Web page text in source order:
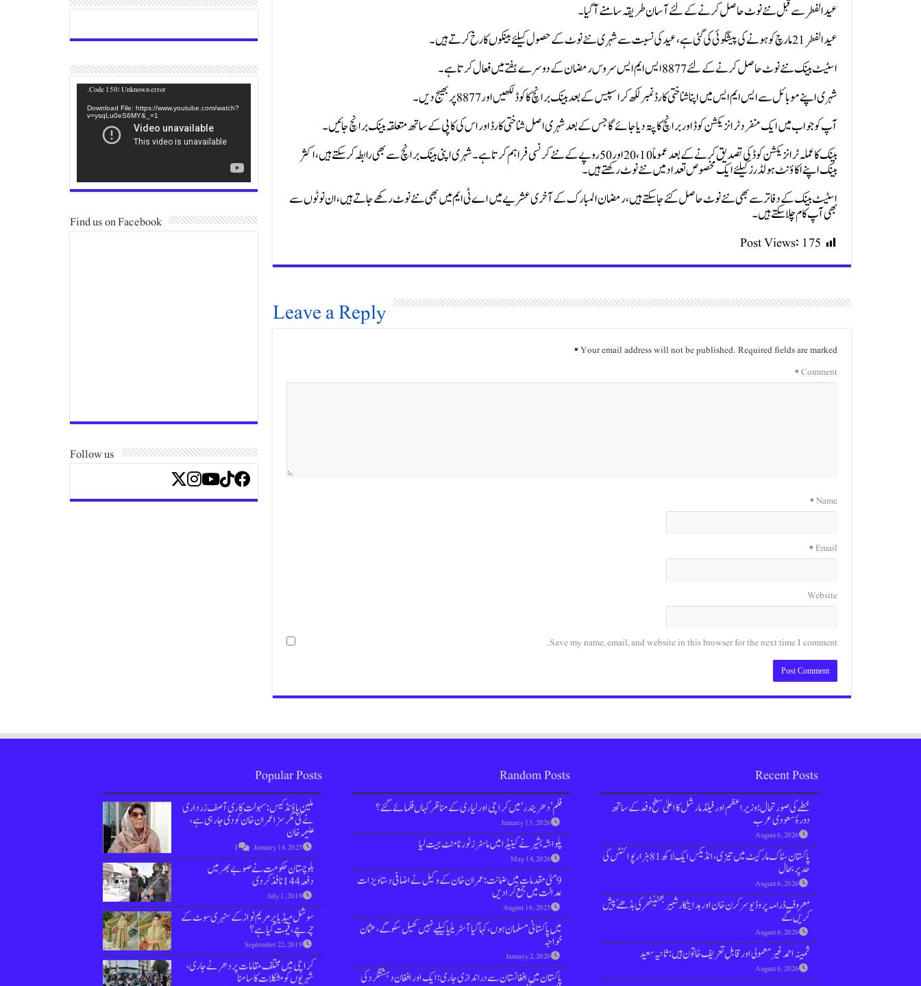
عیدالفطر سے قبل نئے نوٹ حاصل کرنے کے لئے آسان طریقہ سامنے آ گیا۔
عیدالفطر 21 مارچ کو ہونے کی پیشگوئی کی گئی ہے، عید کی نسبت سے شہری نئے نوٹ کے حصول کیلئے بینکوں کا رخ کرتے ہیں۔
اسٹیٹ بینک نئے نوٹ حاصل کرنے کے لئے 8877 ایس ایم ایس سروس رمضان کے دوسرے ہفتے میں فعال کرتا ہے۔
شہری اپنے موبائل سے ایس ایم ایس میں اپنا شناختی کارڈ نمبر لکھ کر اسپیس کے بعد بینک برانچ کا کوڈ لکھیں اور 8877 پر بھیج دیں۔
آپ کو جواب میں ایک منفرد ٹرانزیکشن کوڈ اور برانچ کا پتہ دیا جائے گا جس کے بعد شہری اصل شناختی کارڈ اور اس کی کاپی کے ساتھ متعلقہ بینک برانچ جائیں۔
بینک کا عملہ ٹرانزیکشن کوڈ کی تصدیق کرنے کے بعد عموماً 10، 20 اور 50 روپے کے نئے کرنسی فراہم کرتا ہے۔ شہری اپنی بینک برانچ سے بھی رابطہ کر سکتے ہیں، اکثر
بینک اپنے اکاؤنٹ ہولڈرز کیلئے ایک مخصوص تعداد میں نئے نوٹ رکھتے ہیں۔
اسٹیٹ بینک کے دفاتر سے بھی نئے نوٹ حاصل کئے جا سکتے ہیں، رمضان المبارک کے آخری عشریے میں اے ٹی ایم میں بھی نئے نوٹ رکھے جاتے ہیں، ان نوٹوں سے
بھی آپ کام چلا سکتے ہیں۔
Post Views: 175
Leave a Reply
Your email address will not be published.Required fields are marked
*
Comment
*
Name
*
Email
*
Website
Save my name, email, and website in this browser for the next time I comment.
Player
Code 150: Unknown error.
Download File: https://www.youtube.com/watch?
v=ysqLu0eS6MY&_=1
Find us on Facebook
Follow us
Popular Posts
ملین پاؤنڈ کیس : سہولت کاری آصف زرداری
نے کی مگر سزا عمران خان کو دی جارہی ہے،
علیمہ خان
January 14, 2025
1
بلوچستان حکومت نے صوبے بھر میں
دفعہ 144 نافذ کردی
July 1, 2019
سوشل میڈیا پر مریم نواز کے سنہری سوٹ کے
چرچے، قیمت کیا ہے؟
September 22, 2019
کراچی میں مختلف مقامات پر دھرنے جاری،
شہریوں کو مشکلات کا سامنا
Random Posts
فلم ’دھریندر‘ میں کراچی اور لیاری کے مناظر کہاں فلمائے گئے؟
January 13, 2026
پلواشہ بشیر نےکینیڈا میں ماسٹرز ٹورنامنٹ جیت لیا
May 14, 2026
9 مئی مقدمات میں ضمانت؛ عمران خان کے وکیل نے اضافی دستاویزات
عدالت میں جمع کرادیں
August 16, 2025
میں پاکستانی مسلمان ہوں،کہا گیا آسٹریلیا کیلیے نہیں کھیل سکو گے، عثمان
خواجہ
January 2, 2026
پاکستان میں افغانستان سے دراندازی جاری؛ ایک اور افغان دہشتگرد کی
Recent Posts
خطے کی صورتحال؛ وزیراعظم اور فیلڈ مارشل کا اعلیٰ سطح وفد کے ساتھ
دورۂ سعودی عرب
August 6, 2026
پاکستان سٹاک مارکیٹ میں تیزی،انڈیکس ایک لاکھ 81 ہزار پوائنٹس کی
حد پر بحال
August 6, 2026
معروف ڈرامہ پروڈیوسر کرن خان اور ہدایتکار شبیر بھٹیًٹھرکی بڈھےًپیش
کریں گے
August 6, 2026
ثمینہ احمد غیر معمولی اور قابلِ تعریف خاتون ہیں: ثانیہ سعید
August 6, 2026